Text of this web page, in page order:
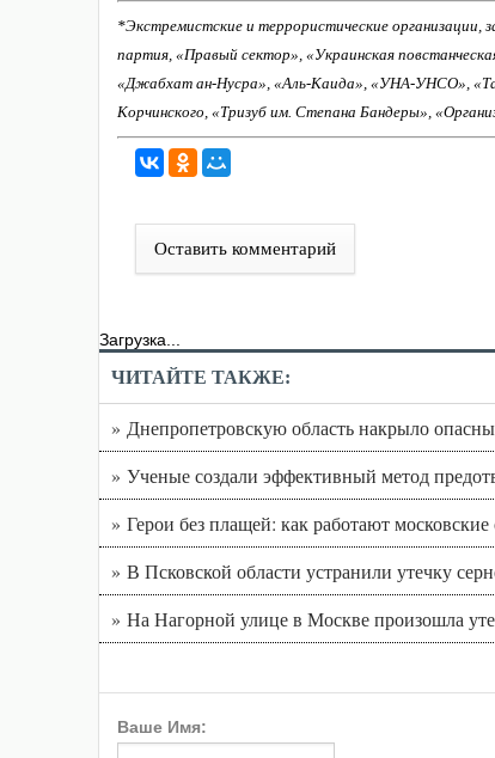
*Экстремистские и террористические
партия, «Правый сектор», «Украинская
«Джабхат ан-Нусра», «Аль-Каида», «УНА-УНСО»,
Корчинского, «Тризуб им. Степана Бандеры»,
Оставить комментарий
Загрузка...
ЧИТАЙТЕ ТАКЖЕ:
» Днепропетровскую область накрыло
» Ученые создали эффективный метод
» Герои без плащей: как работают
» В Псковской области устранили утечку
» На Нагорной улице в Москве произошла
Ваше Имя: